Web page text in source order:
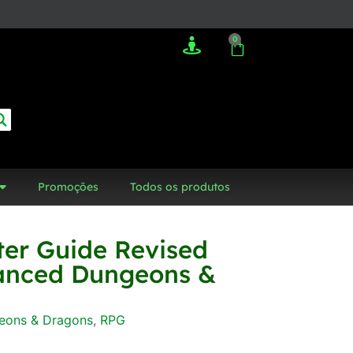
0
Promoções Todos os produtos
Guide Revised
Dungeons &
& Dragons, RPG